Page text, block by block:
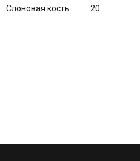
Слоновая кость
20